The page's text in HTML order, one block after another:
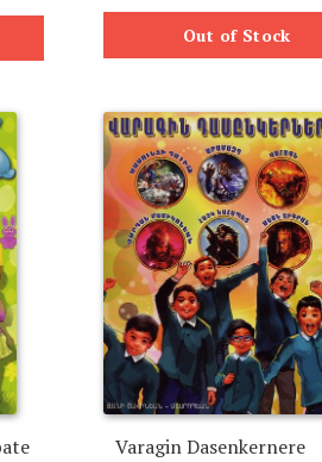
Out of Stock
Varagin Dasenkernere